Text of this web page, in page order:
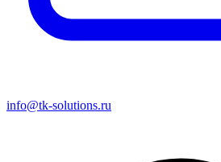
info@tk-solutions.ru